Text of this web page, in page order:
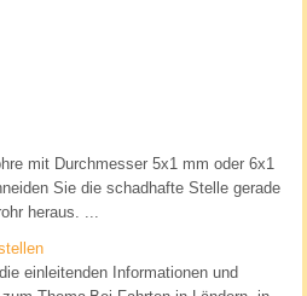
mit Durchmesser 5x1 mm oder 6x1
Sie die schadhafte Stelle gerade
heraus. ...
einleitenden Informationen und